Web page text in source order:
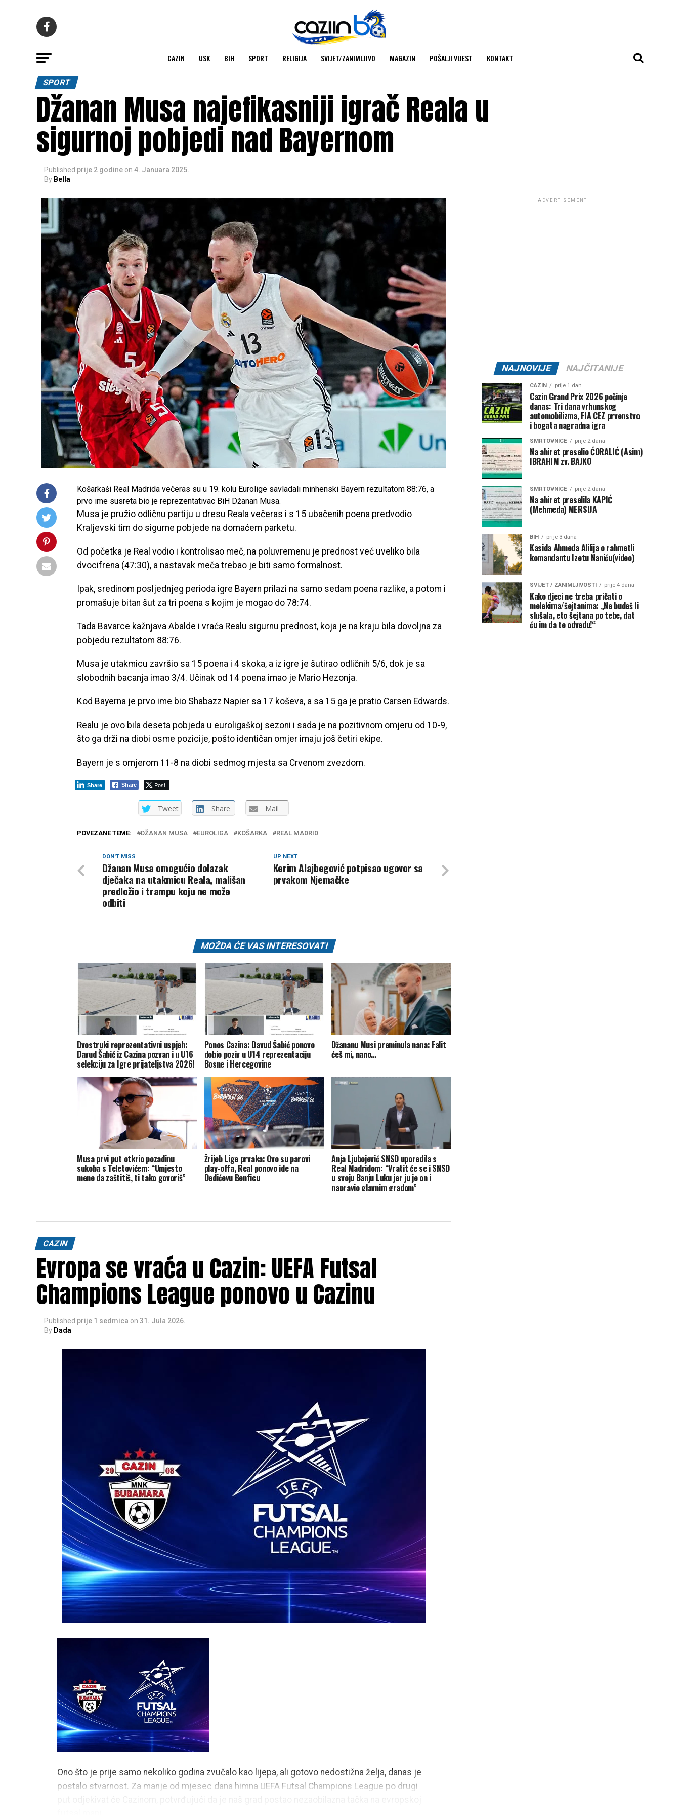
CAZIN USK BIH SPORT RELIGIJA SVIJET/ZANIMLJIVO MAGAZIN POŠALJI VIJEST KONTAKT
SPORT
Džanan Musa najefikasniji igrač Reala u
sigurnoj pobjedi nad Bayernom
Published prije 2 godine on 4. Januara 2025.
By Bella
Košarkaši Real Madrida večeras su u 19. kolu Eurolige savladali minhenski Bayern rezultatom 88:76, a
prvo ime susreta bio je reprezentativac BiH Džanan Musa.
Musa je pružio odličnu partiju u dresu Reala večeras i s 15 ubačenih poena predvodio
Kraljevski tim do sigurne pobjede na domaćem parketu.
Od početka je Real vodio i kontrolisao meč, na poluvremenu je prednost već uveliko bila
dvocifrena (47:30), a nastavak meča trebao je biti samo formalnost.
Ipak, sredinom posljednjeg perioda igre Bayern prilazi na samo sedam poena razlike, a potom i
promašuje bitan šut za tri poena s kojim je mogao do 78:74.
Tada Bavarce kažnjava Abalde i vraća Realu sigurnu prednost, koja je na kraju bila dovoljna za
pobjedu rezultatom 88:76.
Musa je utakmicu završio sa 15 poena i 4 skoka, a iz igre je šutirao odličnih 5/6, dok je sa
slobodnih bacanja imao 3/4. Učinak od 14 poena imao je Mario Hezonja.
Kod Bayerna je prvo ime bio Shabazz Napier sa 17 koševa, a sa 15 ga je pratio Carsen Edwards.
Realu je ovo bila deseta pobjeda u euroligaškoj sezoni i sada je na pozitivnom omjeru od 10-9,
što ga drži na diobi osme pozicije, pošto identičan omjer imaju još četiri ekipe.
Bayern je s omjerom 11-8 na diobi sedmog mjesta sa Crvenom zvezdom.
Share Post
Share
Tweet Share Mail
POVEZANE TEME: DŽANAN MUSA EUROLIGA KOŠARKA REAL MADRID
UP NEXT
Kerim Alajbegović potpisao ugovor sa
prvakom Njemačke
DON'T MISS
Džanan Musa omogućio dolazak
dječaka na utakmicu Reala, mališan
predložio i trampu koju ne može
odbiti
MOŽDA ĆE VAS INTERESOVATI
Dvostruki reprezentativni uspjeh:
Davud Šabić iz Cazina pozvan i u U16
selekciju za Igre prijateljstva 2026!
Ponos Cazina: Davud Šabić ponovo
dobio poziv u U14 reprezentaciju
Bosne i Hercegovine
Džananu Musi preminula nana: Falit
ćeš mi, nano…
Musa prvi put otkrio pozadinu
sukoba s Teletovićem: “Umjesto
mene da zaštitiš, ti tako govoriš”
Žrijeb Lige prvaka: Ovo su parovi
play-offa, Real ponovo ide na
Dedićevu Benficu
Anja Ljubojević SNSD uporedila s
Real Madridom: “Vratit će se i SNSD
u svoju Banju Luku jer ju je on i
napravio glavnim gradom”
CAZIN
Evropa se vraća u Cazin: UEFA Futsal
Champions League ponovo u Cazinu
Published prije 1 sedmica on 31. Jula 2026.
By Dada
Ono što je prije samo nekoliko godina zvučalo kao lijepa, ali gotovo nedostižna želja, danas je
postalo stvarnost. Za manje od mjesec dana himna UEFA Futsal Champions League po drugi
ADVERTISEMENT
NAJNOVIJE NAJČITANIJE
CAZIN prije 1 dan
Cazin Grand Prix 2026 počinje
danas: Tri dana vrhunskog
automobilizma, FIA CEZ prvenstvo
i bogata nagradna igra
SMRTOVNICE prije 2 dana
Na ahiret preselio ĆORALIĆ (Asim)
IBRAHIM zv. BAJKO
SMRTOVNICE prije 2 dana
Na ahiret preselila KAPIĆ
(Mehmeda) MERSIJA
BIH prije 3 dana
Kasida Ahmeda Alilija o rahmetli
komandantu Izetu Naniću(video)
SVIJET / ZANIMLJIVOSTI prije 4 dana
Kako djeci ne treba pričati o
melekima/šejtanima: „Ne budeš li
slušala, eto šejtana po tebe, dat
ću im da te odvedu!“